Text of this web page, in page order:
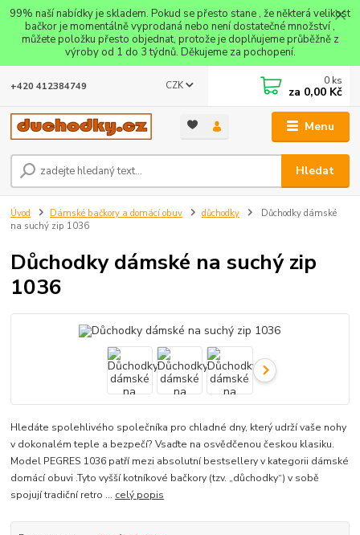
99% naší nabídky je skladem. Pokud se přesto stane , že některá velikost
bačkor je momentálně vyprodaná nebo není dostatečné množství ,
můžete položku přesto objednat, protože je doplňujeme průběžně z
výroby od 1 do 3 týdnů. Děkujeme za pochopení.
Menu
CZK
Hledat
+420 412384749 0 ks
za 0,00 Kč
Úvod Dámské bačkory a domácí obuv důchodky
Důchodky dámské
na suchý zip 1036
Důchodky dámské na suchý zip
1036
Hledáte spolehlivého společníka pro chladné dny, který udrží vaše nohy
v dokonalém teple a bezpečí? Vsaďte na osvědčenou českou klasiku.
Model PEGRES 1036 patří mezi absolutní bestsellery v kategorii dámské
domácí obuvi .Tyto vyšší kotníkové bačkory (tzv. „důchodky“) v sobě
spojují tradiční retro ... celý popis